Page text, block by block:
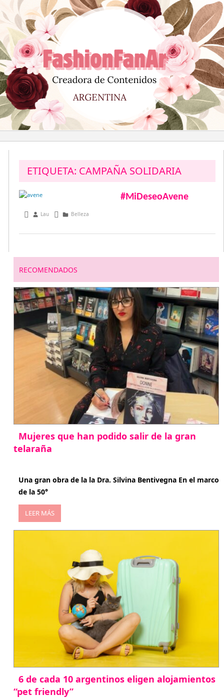
al
contenido
ETIQUETA: CAMPAÑA SOLIDARIA
#MiDeseoAvene
marzo 6, 2015
Lau Belleza
RECOMENDADOS
Mujeres que han podido salir de la gran
telaraña
Una gran obra de la la Dra. Silvina Bentivegna En el marco
de la 50°
LEER MÁS
6 de cada 10 argentinos eligen alojamientos
“pet friendly”